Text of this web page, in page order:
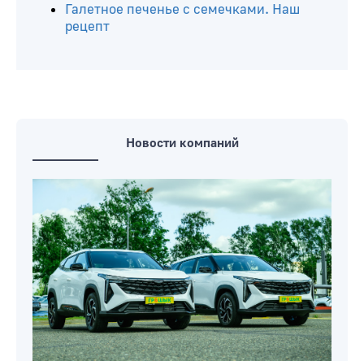
Галетное печенье с семечками. Наш
рецепт
Новости компаний